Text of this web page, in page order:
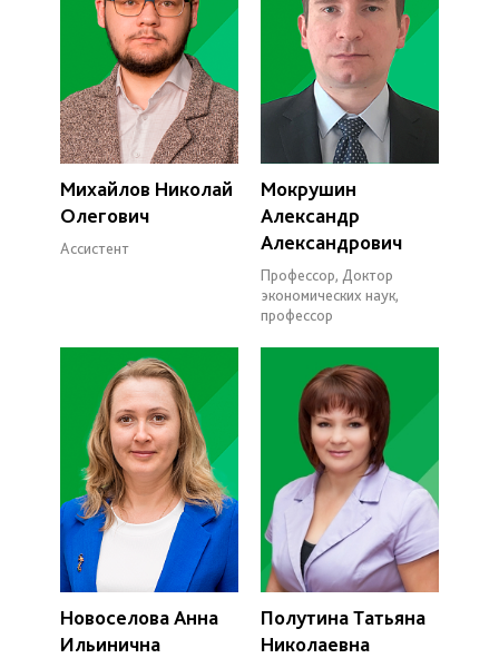
Михайлов Николай
Олегович
Ассистент
Мокрушин
Александр
Александрович
Профессор, Доктор
экономических наук,
профессор
Новоселова Анна
Ильинична
Полутина Татьяна
Николаевна